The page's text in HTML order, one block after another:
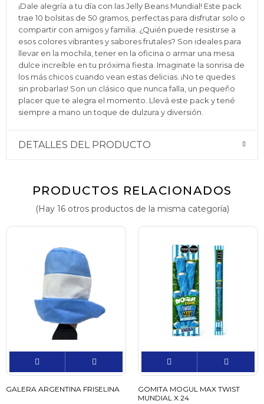
¡Dale alegría a tu día con las Jelly Beans Mundial! Este pack
trae 10 bolsitas de 50 gramos, perfectas para disfrutar solo o
compartir con amigos y familia. ¿Quién puede resistirse a
esos colores vibrantes y sabores frutales? Son ideales para
llevar en la mochila, tener en la oficina o armar una mesa
dulce increíble en tu próxima fiesta. Imaginate la sonrisa de
los más chicos cuando vean estas delicias. ¡No te quedes
sin probarlas! Son un clásico que nunca falla, un pequeño
placer que te alegra el momento. Llevá este pack y tené
siempre a mano un toque de dulzura y diversión.
DETALLES DEL PRODUCTO
PRODUCTOS RELACIONADOS
(Hay 16 otros productos de la misma categoría)
GALERA ARGENTINA FRISELINA
GOMITA MOGUL MAX TWIST
MUNDIAL X 24